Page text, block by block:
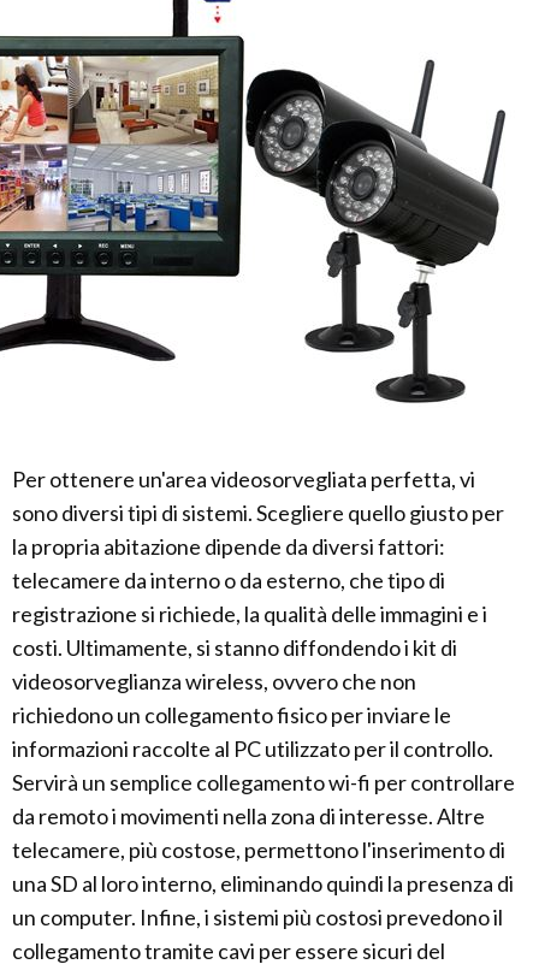
Per ottenere un'area videosorvegliata perfetta, vi
sono diversi tipi di sistemi. Scegliere quello giusto per
la propria abitazione dipende da diversi fattori:
telecamere da interno o da esterno, che tipo di
registrazione si richiede, la qualità delle immagini e i
costi. Ultimamente, si stanno diffondendo i kit di
videosorveglianza wireless, ovvero che non
richiedono un collegamento fisico per inviare le
informazioni raccolte al PC utilizzato per il controllo.
Servirà un semplice collegamento wi-fi per controllare
da remoto i movimenti nella zona di interesse. Altre
telecamere, più costose, permettono l'inserimento di
una SD al loro interno, eliminando quindi la presenza di
un computer. Infine, i sistemi più costosi prevedono il
collegamento tramite cavi per essere sicuri del